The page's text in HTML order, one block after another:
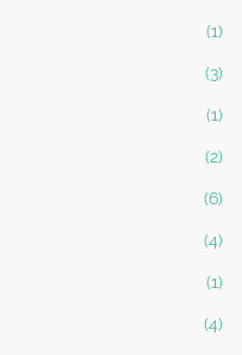
(1)
(3)
(1)
(2)
(6)
(4)
(1)
(4)